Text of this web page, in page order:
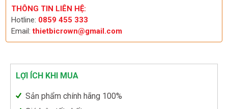
THÔNG TIN LIÊN HỆ:
Hotline: 0859 455 333
Email:thietbicrown@gmail.com
LỢI ÍCH KHI MUA
Sản phẩm chính hãng 100%